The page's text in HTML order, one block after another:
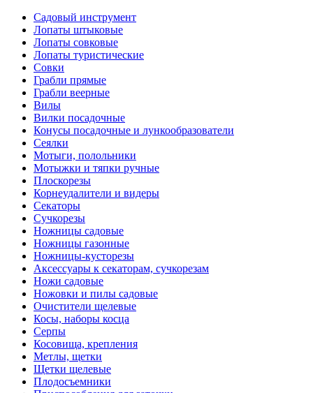
Садовый инструмент
Лопаты штыковые
Лопаты совковые
Лопаты туристические
Совки
Грабли прямые
Грабли веерные
Вилы
Вилки посадочные
Конусы посадочные и лункообразователи
Сеялки
Мотыги, полольники
Мотыжки и тяпки ручные
Плоскорезы
Корнеудалители и видеры
Секаторы
Сучкорезы
Ножницы садовые
Ножницы газонные
Ножницы-кусторезы
Аксессуары к секаторам, сучкорезам
Ножи садовые
Ножовки и пилы садовые
Очистители щелевые
Косы, наборы косца
Серпы
Косовища, крепления
Метлы, щетки
Щетки щелевые
Плодосъемники